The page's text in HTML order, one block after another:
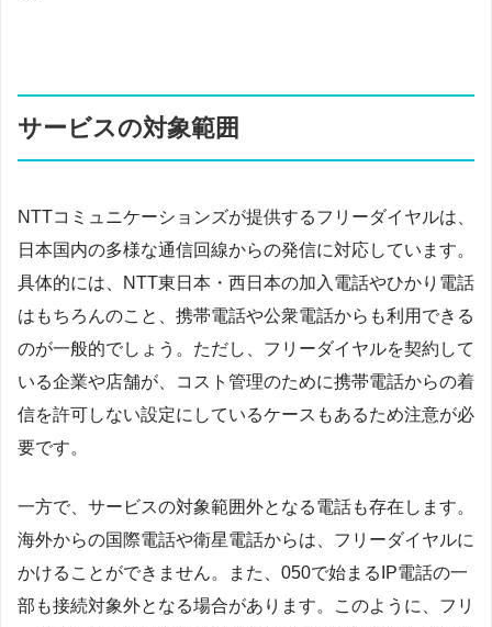
サービスの対象範囲
NTTコミュニケーションズが提供するフリーダイヤルは、
日本国内の多様な通信回線からの発信に対応しています。
具体的には、NTT東日本・西日本の加入電話やひかり電話
はもちろんのこと、携帯電話や公衆電話からも利用できる
のが一般的でしょう。ただし、フリーダイヤルを契約して
いる企業や店舗が、コスト管理のために携帯電話からの着
信を許可しない設定にしているケースもあるため注意が必
要です。
一方で、サービスの対象範囲外となる電話も存在します。
海外からの国際電話や衛星電話からは、フリーダイヤルに
かけることができません。また、050で始まるIP電話の一
部も接続対象外となる場合があります。このように、フリ